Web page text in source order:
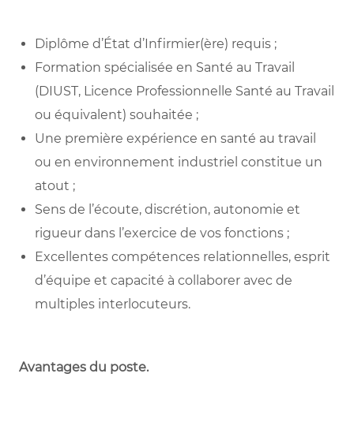
Diplôme d’État d’Infirmier(ère) requis ;
Formation spécialisée en Santé au Travail
(DIUST, Licence Professionnelle Santé au Travail
ou équivalent) souhaitée ;
Une première expérience en santé au travail
ou en environnement industriel constitue un
atout ;
Sens de l’écoute, discrétion, autonomie et
rigueur dans l’exercice de vos fonctions ;
Excellentes compétences relationnelles, esprit
d’équipe et capacité à collaborer avec de
multiples interlocuteurs.
Avantages du poste.